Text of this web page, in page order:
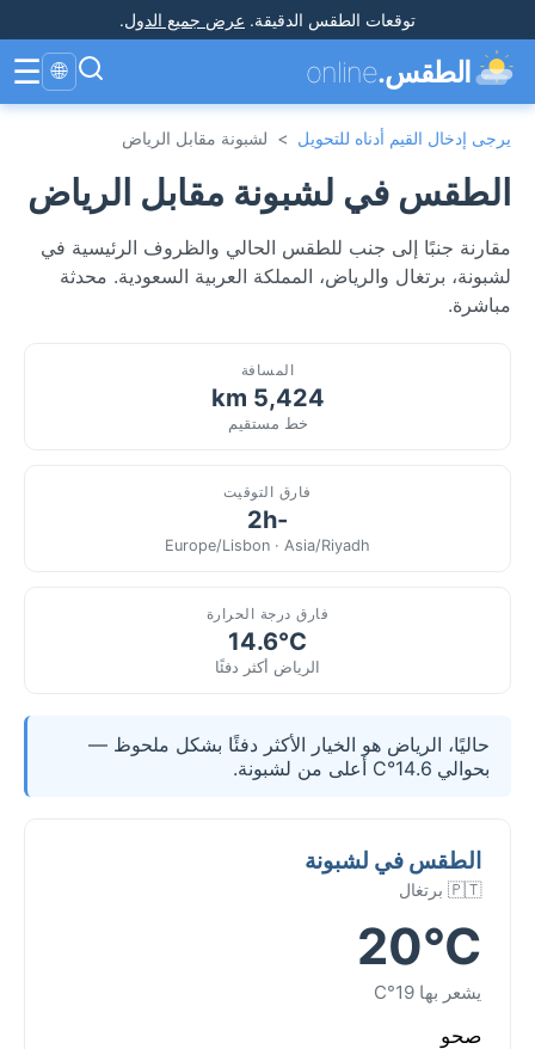
توقعات الطقس الدقيقة. عرض جميع الدول.
الطقس.online
🌐
☰
يرجى إدخال القيم أدناه للتحويل > لشبونة مقابل الرياض
الطقس في لشبونة مقابل الرياض
مقارنة جنبًا إلى جنب للطقس الحالي والظروف الرئيسية في
لشبونة، برتغال والرياض، المملكة العربية السعودية. محدثة
مباشرة.
المسافة
5,424 km
خط مستقيم
فارق التوقيت
-2h
Europe/Lisbon · Asia/Riyadh
فارق درجة الحرارة
14.6°C
الرياض أكثر دفئًا
حاليًا، الرياض هو الخيار الأكثر دفئًا بشكل ملحوظ —
بحوالي 14.6°C أعلى من لشبونة.
الطقس في لشبونة
🇵🇹 برتغال
20°C
يشعر بها 19°C
صحو